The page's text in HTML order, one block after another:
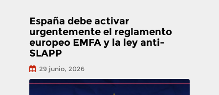
España debe activar
urgentemente el reglamento
europeo EMFA y la ley anti-
SLAPP
29 junio, 2026